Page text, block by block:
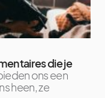
die je
ons een
heen, ze